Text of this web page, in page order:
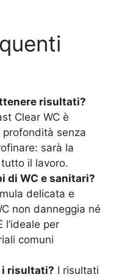
risultati?
Clear WC è
senza
sarà la
il lavoro.
di WC e sanitari?
delicata e
non danneggia né
l’ideale per
comuni
i risultati? I risultati